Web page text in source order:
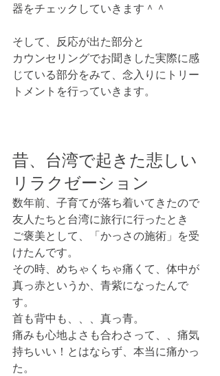
器をチェックしていきます＾＾
そして、反応が出た部分と
カウンセリングでお聞きした実際に感
じている部分をみて、念入りにトリー
トメントを行っていきます。
昔、台湾で起きた悲しい
リラクゼーション
数年前、子育てが落ち着いてきたので
友人たちと台湾に旅行に行ったとき
ご褒美として、「かっさの施術」を受
けたんです。
その時、めちゃくちゃ痛くて、体中が
真っ赤というか、青紫になったんで
す。
首も背中も、、、真っ青。
痛みも心地よさも合わさって、、痛気
持ちいい！とはならず、本当に痛かっ
た。